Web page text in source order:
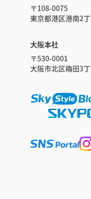
〒108-0075
東京都港区港南2
大阪本社
〒530-0001
大阪市北区梅田3